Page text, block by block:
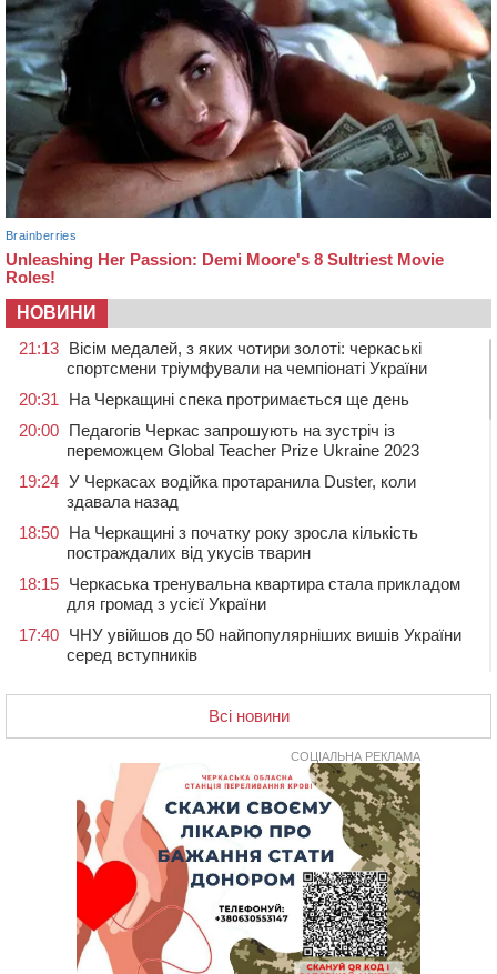
НОВИНИ
21:13 Вісім медалей, з яких чотири золоті: черкаські
спортсмени тріумфували на чемпіонаті України
20:31
На Черкащині спека протримається ще день
20:00 Педагогів Черкас запрошують на зустріч із
переможцем Global Teacher Prize Ukraine 2023
19:24 У Черкасах водійка протаранила Duster, коли
здавала назад
18:50 На Черкащині з початку року зросла кількість
постраждалих від укусів тварин
18:15 Черкаська тренувальна квартира стала прикладом
для громад з усієї України
17:40 ЧНУ увійшов до 50 найпопулярніших вишів України
серед вступників
контейнерний майданчик
16:32
Без розтину грудної клітки: у Черкасах 75-річній
пацієнтці замінили аортальний клапан
У Черкаському онкоцентрі встановили сонячну
електростанцію за понад пів мільйона гривень
У Київській області прощаються з полеглим на
фронті жителем Монастирищини
У Черкасах містяни через нову скляну зупинку і
вирізані дерева потерпають від спеки: Бондаренко
обіцяє масштабне озеленення
Всі новини
СОЦІАЛЬНА РЕКЛАМА